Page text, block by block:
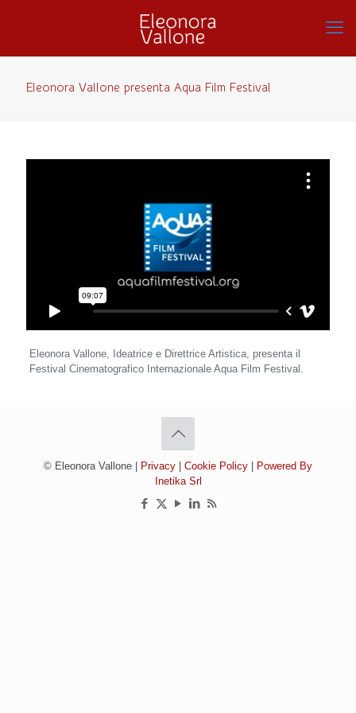
Eleonora Vallone presenta Aqua Film Festival
Eleonora Vallone, Ideatrice e Direttrice Artistica, presenta il
Festival Cinematografico Internazionale Aqua Film Festival.
© Eleonora Vallone | Privacy Cookie Policy
Powered By
Inetika Srl